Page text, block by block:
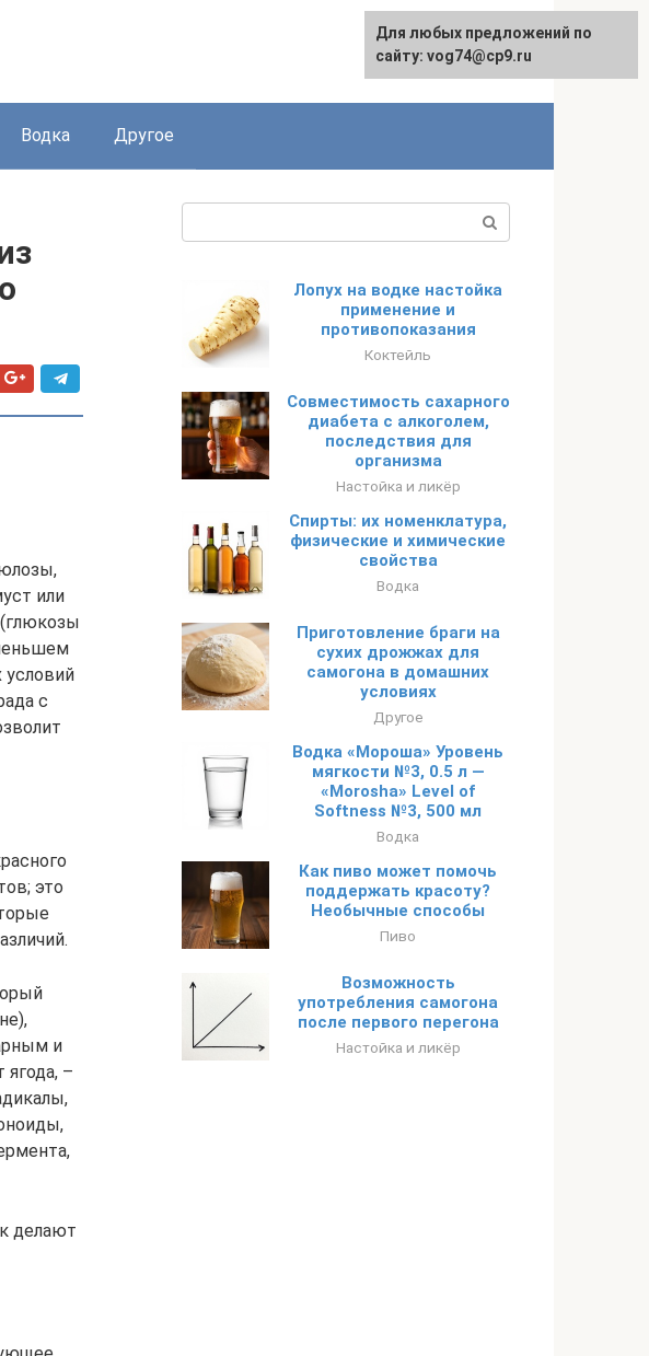
Водка Другое
или
(глюкозы
условий
с
это
и
–
делают
Лопух на водке настойка
применение и
противопоказания
Коктейль
Совместимость сахарного
диабета с алкоголем,
последствия для
организма
Настойка и ликёр
Спирты: их номенклатура,
физические и химические
свойства
Водка
Приготовление браги на
сухих дрожжах для
самогона в домашних
условиях
Другое
Водка «Мороша» Уровень
мягкости №3, 0.5 л —
«Morosha» Level of
Softness №3, 500 мл
Водка
Как пиво может помочь
поддержать красоту?
Необычные способы
Пиво
Возможность
употребления самогона
после первого перегона
Настойка и ликёр
Для любых предложений по
сайту: vog74@cp9.ru